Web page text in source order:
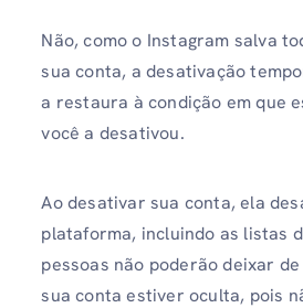
Não, como o Instagram salva
sua conta, a desativação
a restaura à condição em que
você a desativou.
Ao desativar sua conta, ela
plataforma, incluindo as listas
pessoas não poderão deixar
sua conta estiver oculta, pois